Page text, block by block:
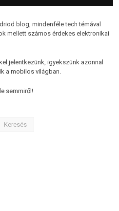
blog, mindenféle tech témával
mellett számos érdekes elektronikai
jelentkezünk, igyekszünk azonnal
a mobilos világban.
semmiről!